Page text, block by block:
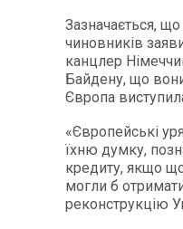
Зазначається,
чиновників
канцлер
Байдену, що
Європа
«Європейські
їхню думку,
кредиту, якщо
могли б
реконструкцію